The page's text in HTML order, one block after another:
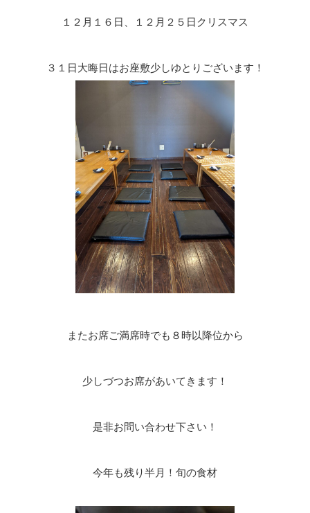
１２月１６日、１２月２５日クリスマス
３１日大晦日はお座敷少しゆとりございます！
またお席ご満席時でも８時以降位から
少しづつお席があいてきます！
是非お問い合わせ下さい！
今年も残り半月！旬の食材